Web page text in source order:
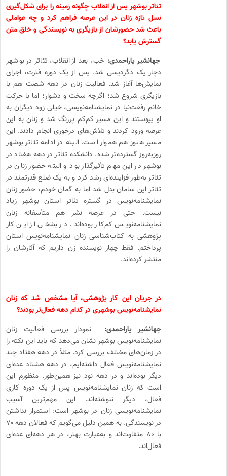
تئاتر بوشهر پس از انقلاب چگونه زمینه را برای شکل‌گیری
نسل تازه‌ زنان در این عرصه فراهم کرد و چه عواملی
باعث شد حضورشان از بازیگری به نویسندگی و خلق متن
گسترش یابد؟
جهانشیر یاراحمدی: خب، بعد از انقلاب، تئاتر در بوشهر
دچار یک دگردیسی شد. پس از یک دوره‌ فترت، اجرای
نمایش‌ها آغاز شد. فعالیت زنان در دهه‌ شصت هم با
بازیگری شروع شد؛ اگرچه سخت و دشوار؛ اما با حرکت
خانم رفعت‌نیا در نمایشنامه‌نویسی، خیلی زود دیگران به
او پیوستند و این مسیر کم‌کم پررنگ شد و زنان به این
عرصه ورود کردند و تلاش‌های درخوری انجام دادند. این
مسیر هنوز هم هموار است. البته در ادامه تئاتر بوشهر
روز‌به‌روز گسترده‌تر شده. دانشکده‌ تئاتر در دهه‌ هفتاد در
بوشهر در این مهم تأثیرگذار بود و البته حضور زنان در
تئاتر به‌طور فزاینده‌ای رشد کرد و به یک ضلع قدرتمند در
تئاتر این سامان بدل شد اما به گمان خودم، حضور زنان
نمایشنامه‌نویس در گستره‌ تئاتر استان بوشهر زیاد
نیست. حتی در عرصه‌ نشر هم متأسفانه زنان
نمایشنامه‌نویس کم‌کار بوده‌اند. در بشخی از این کار
پژوهشی به کتاب‌شناسی زنان نمایشنامه‌نویس استان
پرداختم. فقط چهار نویسنده‌ زن داریم که آثارشان را
منتشر کرده‌اند.
در جریان این کار پژوهشی، آیا مشخص شد که زنان
نمایشنامه‌نویس بوشهری در کدام دهه فعال‌تر بودند؟
جهانشیر یاراحمدی: نمودار بررسی فعالیت زنان
نمایشنامه‌نویس بوشهر نشان می‌دهد که باید این نکته را
در زمان‌های مختلف بررسی کرد. مثلاً در دهه‌ هفتاد چند
نمایشنامه‌نویس فعال داشته‌ایم، در دهه‌ هشتاد عده‌ای
دیگر بوده‌اند و در دهه‌ نود نیز همین‌طور. منظورم این
است که زنان نمایشنامه‌نویس پس از یک دوره‌ کاری
فعال، دیگر ننوشته‌اند. این مهم‌ترین آسیب
نمایشنامه‌نویسی زنان در بوشهر است: استمرار نداشتن
در نویسندگی. به همین دلیل می‌گویم که فعالان دهه‌ ۷۰
با ۸۰ متفاوت‌اند و به‌عبارت بهتر، در هر دهه‌ای عده‌ای
فعال‌اند.